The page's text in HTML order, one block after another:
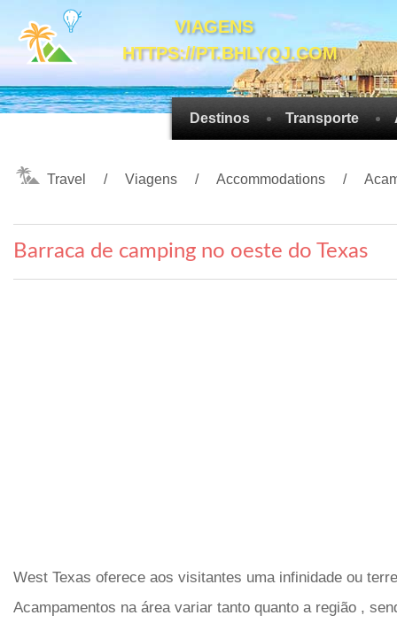
VIAGENS
HTTPS://PT.BHLYQJ.COM
Destinos Transporte
Travel Viagens Accommodations
Barraca de camping no oeste do Texas
West Texas oferece aos visitantes uma infinidade ou
Acampamentos na área variar tanto quanto a região ,